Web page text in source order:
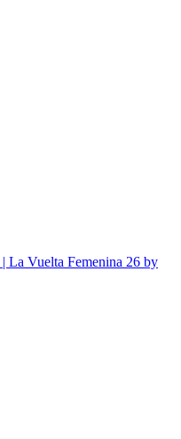
La Vuelta Femenina 26 by